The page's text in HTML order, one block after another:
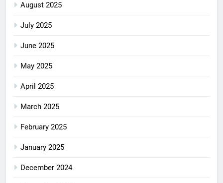
August 2025
July 2025
June 2025
May 2025
April 2025
March 2025
February 2025
January 2025
December 2024